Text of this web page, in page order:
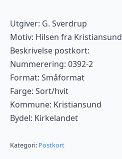
Utgiver: G. Sverdrup
Motiv: Hilsen fra Kristiansund
Beskrivelse postkort:
Nummerering: 0392-2
Format: Småformat
Farge: Sort/hvit
Kommune: Kristiansund
Bydel: Kirkelandet
Kategori: Postkort